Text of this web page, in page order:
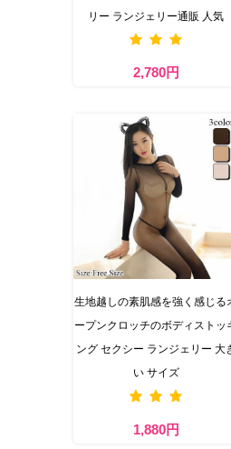
リー ランジェリー通販 人気
2,780円
生地越しの素肌感を強く感じる
ープンクロッチのボディストッ
ング セクシー ランジェリー 大
い サイズ
1,880円